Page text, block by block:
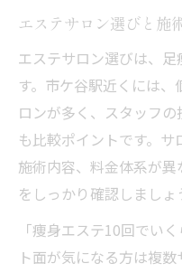
エステサロン選びと施
エステサロン選びは、
す。市ケ谷駅近くには
ロンが多く、スタッフ
も比較ポイントです。
施術内容、料金体系が
をしっかり確認しましょ
「痩身エステ10回でい
ト面が気になる方は複